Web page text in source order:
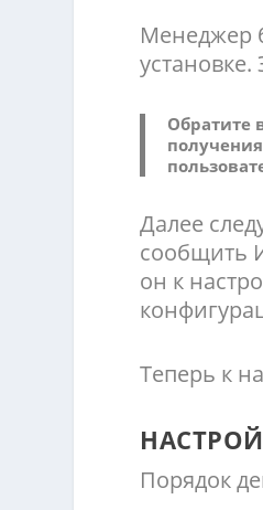
Менеджер
Обратите
Далее
сообщить
он к
Теперь к
Порядок